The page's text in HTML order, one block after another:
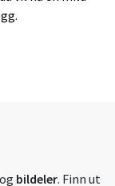
og bildeler. Finn ut